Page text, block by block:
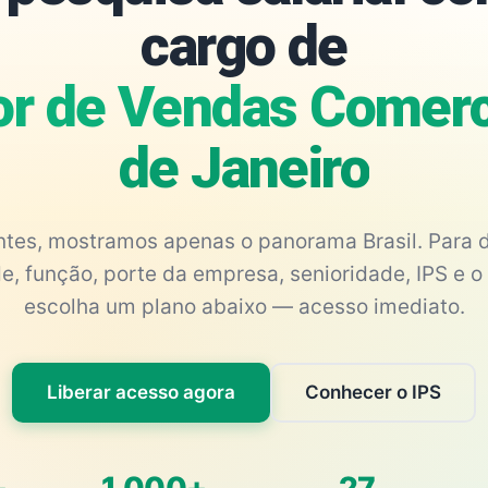
cargo de
de Vendas
de Janeiro
mostramos apenas o panorama Brasil. Para
função, porte da empresa, senioridade, IPS e o
escolha um plano abaixo — acesso imediato.
Liberar acesso agora Conhecer o IPS